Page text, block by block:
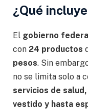
¿Qué
El gobierno
con 24 productos
pesos. Sin
no se limita solo a
servicios de
vestido y hasta